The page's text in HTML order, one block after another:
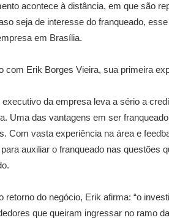
acontece à distância, em que são
seja de interesse do franqueado,
em Brasília.
com Erik Borges Vieira, sua primeira
executivo da empresa leva a sério a
Uma das vantagens em ser
Com vasta experiência na área e
auxiliar o franqueado nas questões
retorno do negócio, Erik afirma: “o
que queiram ingressar no ramo